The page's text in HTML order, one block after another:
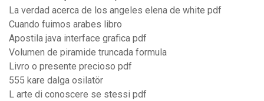
La verdad acerca de los angeles elena de white pdf
Cuando fuimos arabes libro
Apostila java interface grafica pdf
Volumen de piramide truncada formula
Livro o presente precioso pdf
555 kare dalga osilatör
L arte di conoscere se stessi pdf